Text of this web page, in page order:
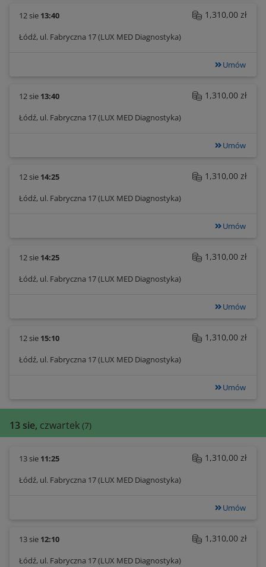
12 sie 13:40
Łódź, ul. Fabryczna 17 (LUX MED Diagnostyka)
1,310,00 zł
Umów
12 sie 13:40
Łódź, ul. Fabryczna 17 (LUX MED Diagnostyka)
1,310,00 zł
Umów
12 sie 14:25
Łódź, ul. Fabryczna 17 (LUX MED Diagnostyka)
1,310,00 zł
Umów
12 sie 14:25
Łódź, ul. Fabryczna 17 (LUX MED Diagnostyka)
1,310,00 zł
Umów
12 sie 15:10
Łódź, ul. Fabryczna 17 (LUX MED Diagnostyka)
1,310,00 zł
Umów
13 sie, czwartek (7)
13 sie 11:25
Łódź, ul. Fabryczna 17 (LUX MED Diagnostyka)
1,310,00 zł
Umów
13 sie 12:10
Łódź, ul. Fabryczna 17 (LUX MED Diagnostyka)
1,310,00 zł